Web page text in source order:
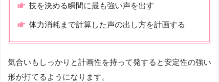
技を決める瞬間に最も強い声を出す
体力消耗まで計算した声の出し方を計画する
気合いもしっかりと計画性を持って発すると安定性の強い
形が打てるようになります。